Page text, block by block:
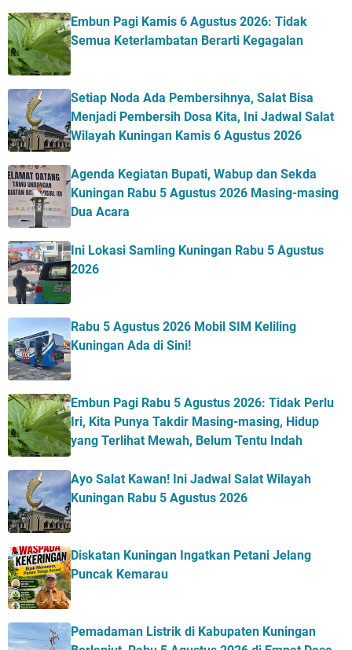
Embun Pagi Kamis 6 Agustus 2026: Tidak
Semua Keterlambatan Berarti Kegagalan
Setiap Noda Ada Pembersihnya, Salat Bisa
Menjadi Pembersih Dosa Kita, Ini Jadwal Salat
Wilayah Kuningan Kamis 6 Agustus 2026
Agenda Kegiatan Bupati, Wabup dan Sekda
Kuningan Rabu 5 Agustus 2026 Masing-masing
Dua Acara
Ini Lokasi Samling Kuningan Rabu 5 Agustus
2026
Rabu 5 Agustus 2026 Mobil SIM Keliling
Kuningan Ada di Sini!
Embun Pagi Rabu 5 Agustus 2026: Tidak Perlu
Iri, Kita Punya Takdir Masing-masing, Hidup
yang Terlihat Mewah, Belum Tentu Indah
Ayo Salat Kawan! Ini Jadwal Salat Wilayah
Kuningan Rabu 5 Agustus 2026
Diskatan Kuningan Ingatkan Petani Jelang
Puncak Kemarau
Pemadaman Listrik di Kabupaten Kuningan